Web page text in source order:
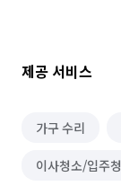
제공 서비스
가구 수리
이사청소/입주